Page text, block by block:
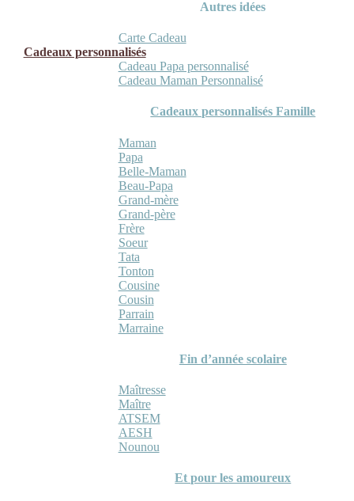
Autres idées
Carte Cadeau
Cadeaux personnalisés
Cadeau Papa personnalisé
Cadeau Maman Personnalisé
Cadeaux personnalisés Famille
Maman
Papa
Belle-Maman
Beau-Papa
Grand-mère
Grand-père
Frère
Soeur
Tata
Tonton
Cousine
Cousin
Parrain
Marraine
Fin d’année scolaire
Maîtresse
Maître
ATSEM
AESH
Nounou
Et pour les amoureux